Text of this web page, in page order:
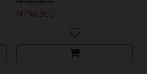
NT$6,960